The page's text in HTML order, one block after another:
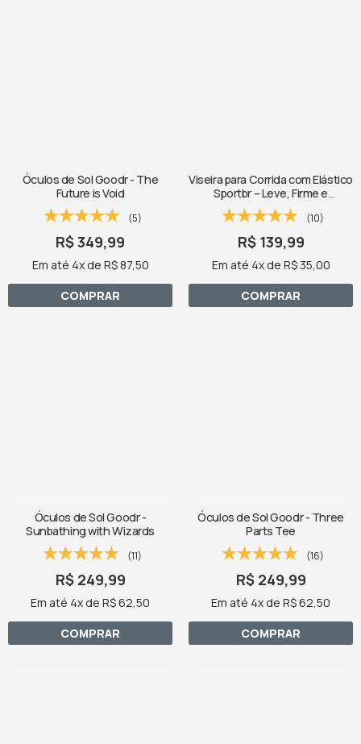
Óculos de Sol Goodr - The
Future is Void
(5)
R$ 349,99
Em até 4x de R$ 87,50
COMPRAR
Viseira para Corrida com Elástico
Sportbr – Leve, Firme e
Respirável
(10)
R$ 139,99
Em até 4x de R$ 35,00
COMPRAR
Óculos de Sol Goodr -
Sunbathing with Wizards
(11)
R$ 249,99
Em até 4x de R$ 62,50
COMPRAR
Óculos de Sol Goodr - Three
Parts Tee
(16)
R$ 249,99
Em até 4x de R$ 62,50
COMPRAR